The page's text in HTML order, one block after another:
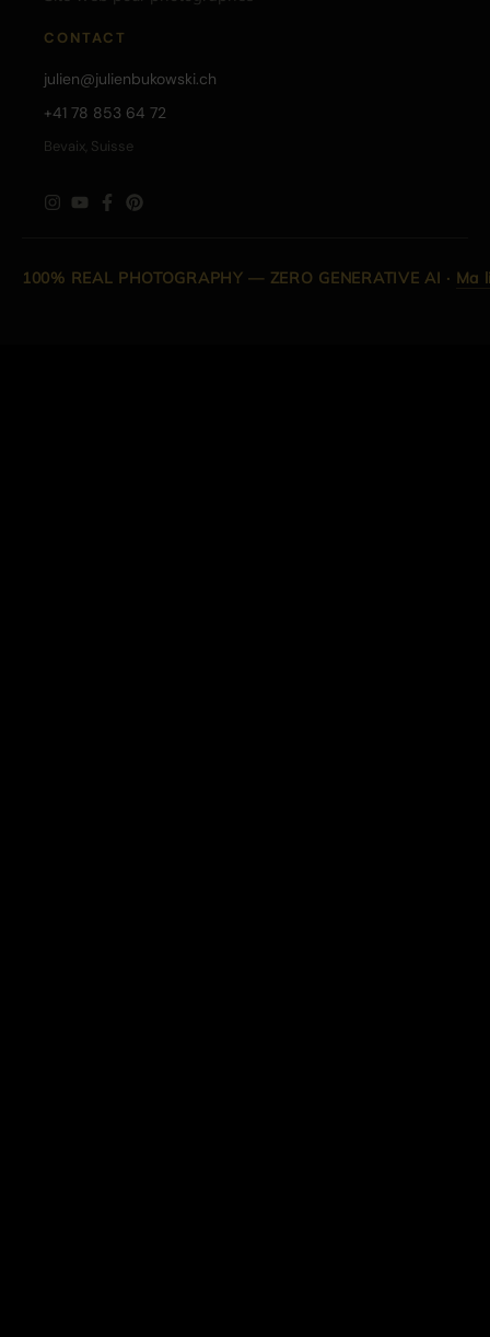
CONTACT
julien@julienbukowski.ch
+41 78 853 64 72
Bevaix, Suisse
100% REAL PHOTOGRAPHY — ZERO GENERATIVE AI · Ma